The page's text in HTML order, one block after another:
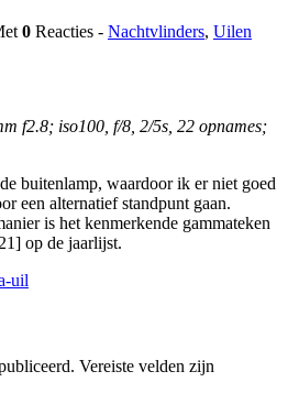
0 Reacties - Nachtvlinders, Uilen
f2.8; iso100, f/8, 2/5s, 22 opnames;
buitenlamp, waardoor ik er niet goed
een alternatief standpunt gaan.
is het kenmerkende gammateken
op de jaarlijst.
uil
Vereiste velden zijn